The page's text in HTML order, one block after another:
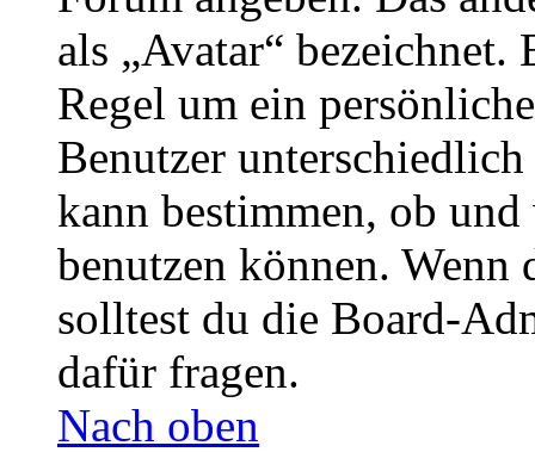
als „Avatar“
Regel um ein
Benutzer
kann bestimmen, ob
benutzen können. Wenn
solltest du die Board-
dafür fragen.
Nach oben